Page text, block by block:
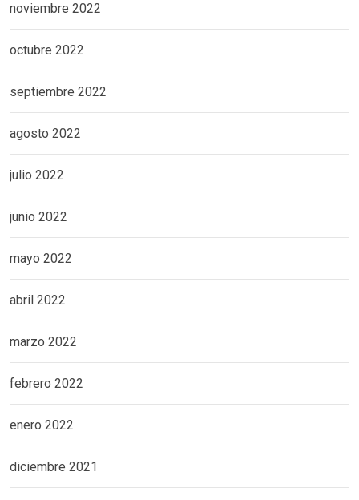
noviembre 2022
octubre 2022
septiembre 2022
agosto 2022
julio 2022
junio 2022
mayo 2022
abril 2022
marzo 2022
febrero 2022
enero 2022
diciembre 2021